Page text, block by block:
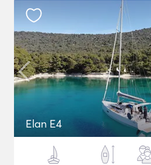
Elan E4